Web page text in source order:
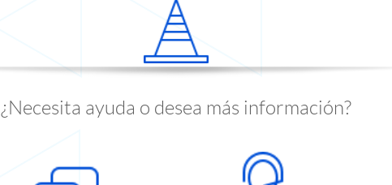
¿Necesita ayuda o desea más información?